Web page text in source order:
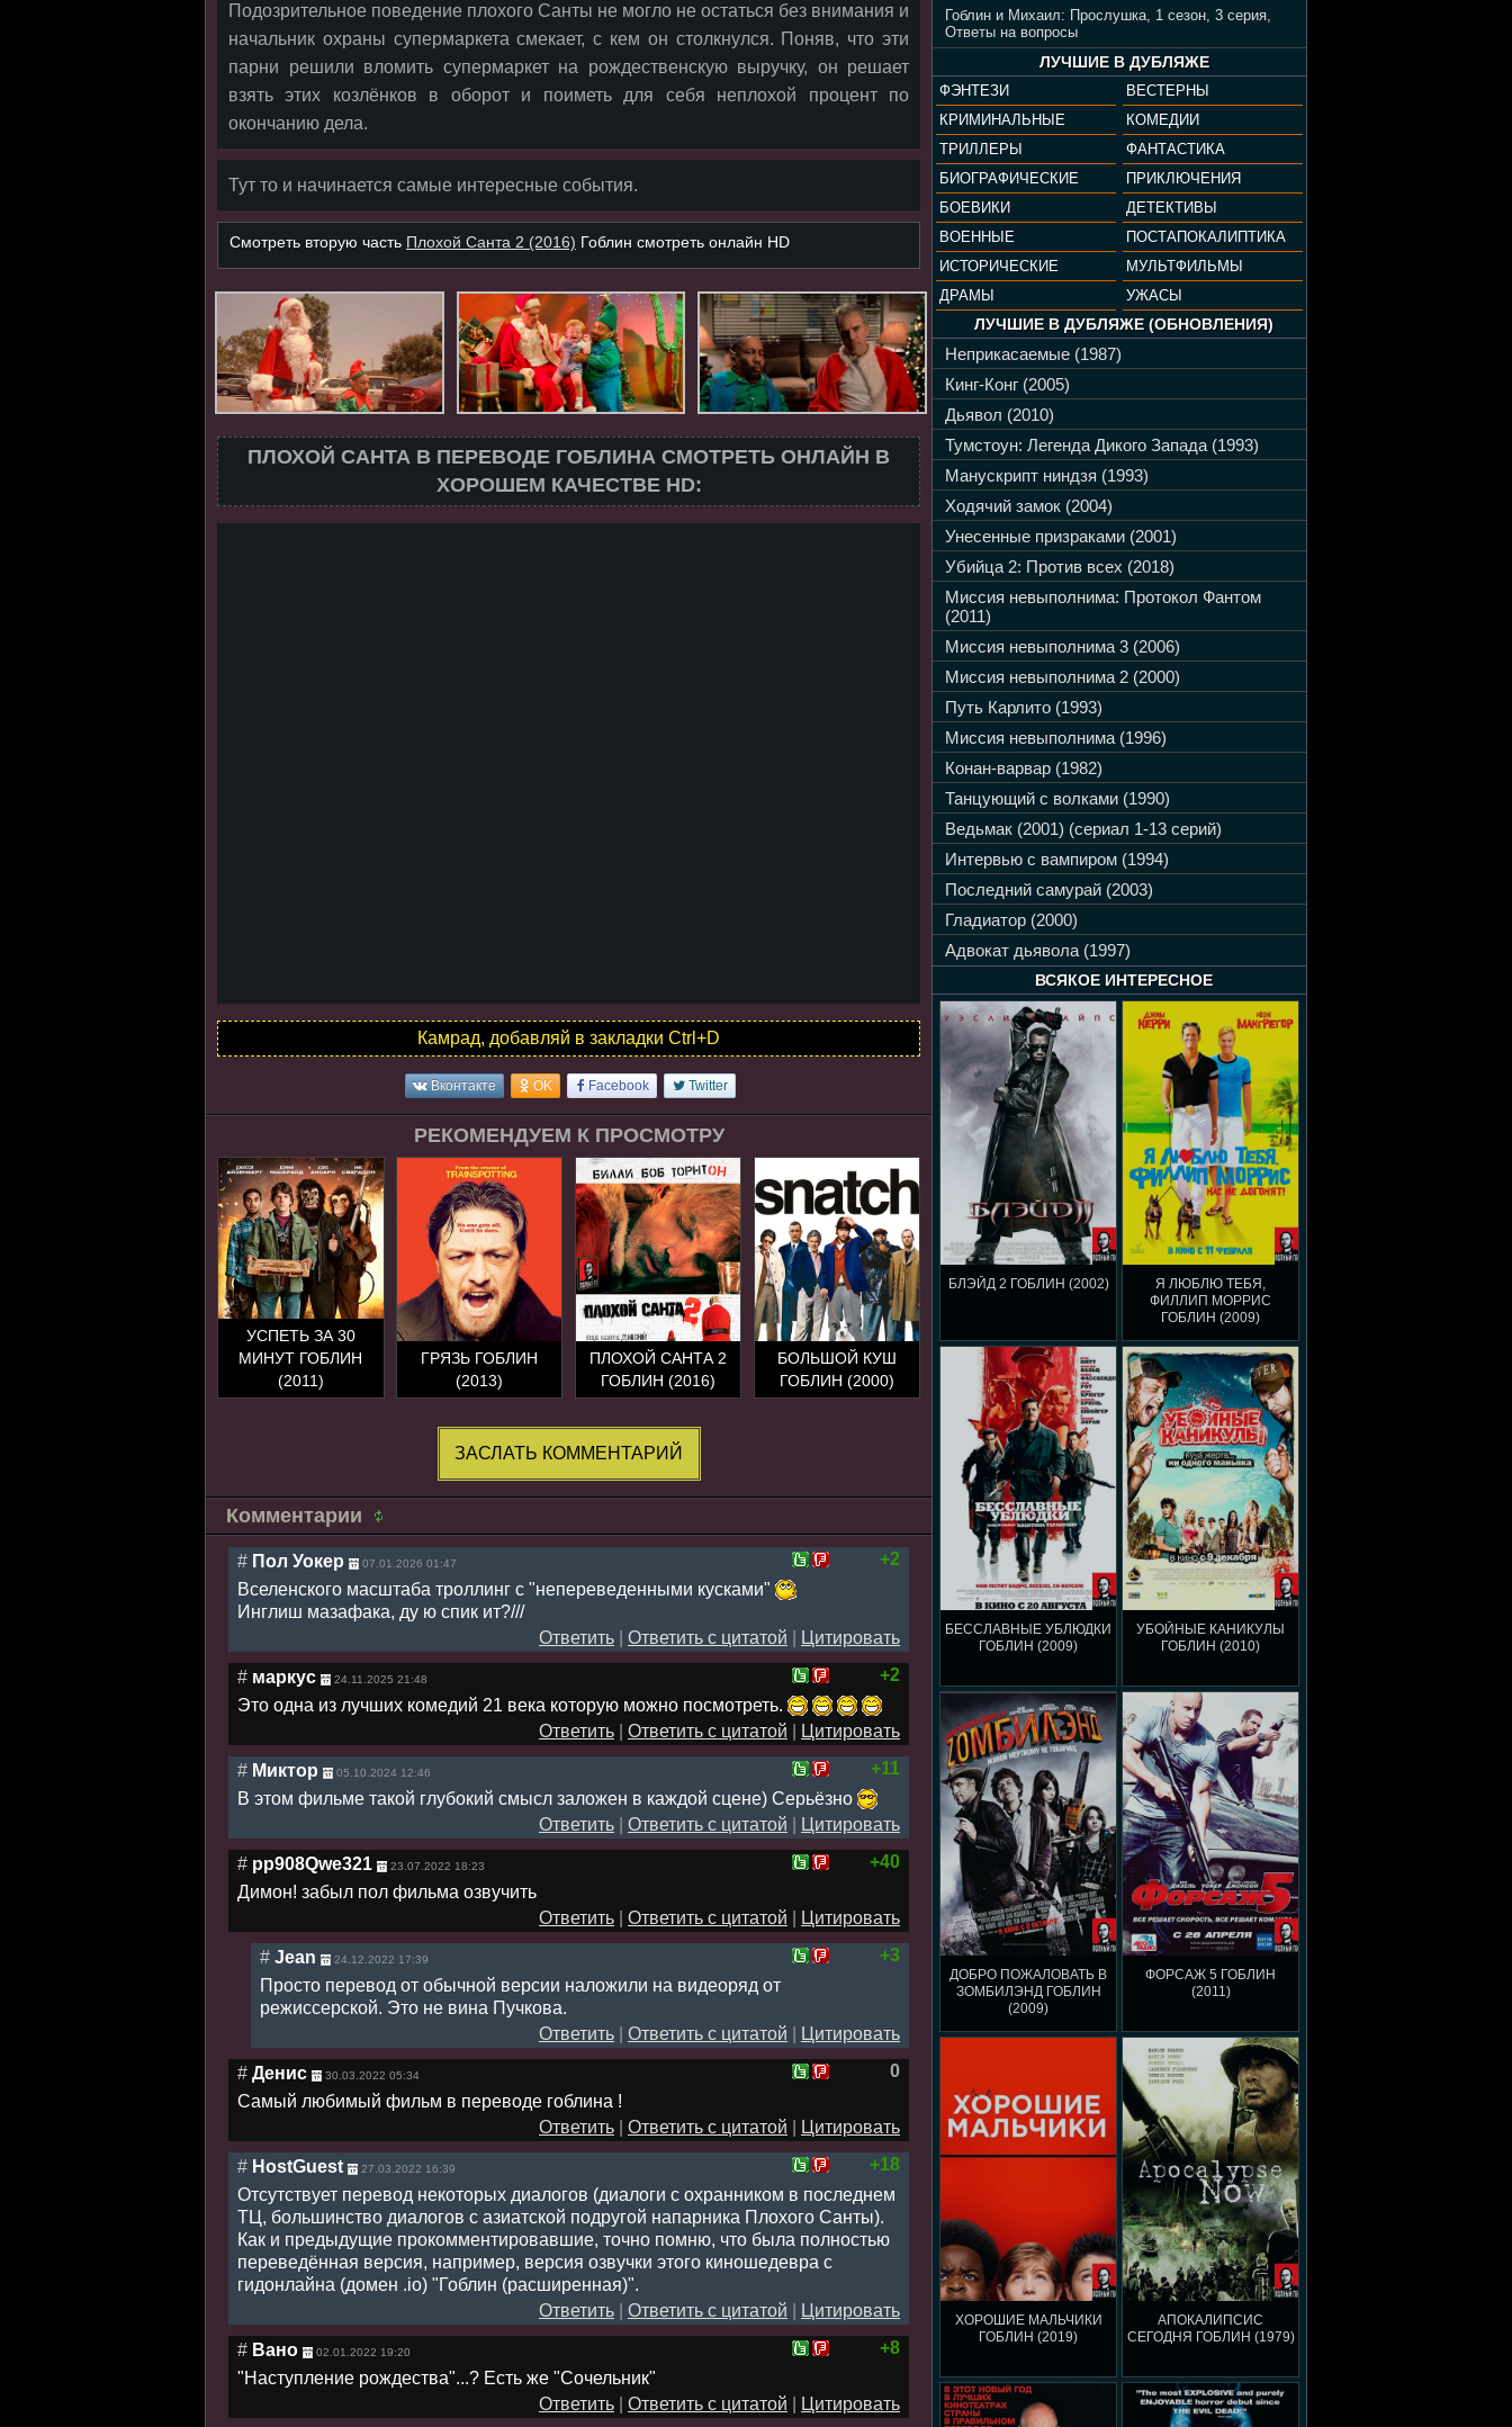
Гоблин и Михаил: Прослушка, 1 сезон, 3 серия,
Ответы на вопросы
ЛУЧШИЕ В ДУБЛЯЖЕ
ФЭНТЕЗИ
ВЕСТЕРНЫ
КРИМИНАЛЬНЫЕ
КОМЕДИИ
ТРИЛЛЕРЫ
ФАНТАСТИКА
БИОГРАФИЧЕСКИЕ
ПРИКЛЮЧЕНИЯ
БОЕВИКИ
ДЕТЕКТИВЫ
ВОЕННЫЕ
ПОСТАПОКАЛИПТИКА
ИСТОРИЧЕСКИЕ
МУЛЬТФИЛЬМЫ
ДРАМЫ
УЖАСЫ
ЛУЧШИЕ В ДУБЛЯЖЕ (ОБНОВЛЕНИЯ)
Неприкасаемые (1987)
Кинг-Конг (2005)
Дьявол (2010)
Тумстоун: Легенда Дикого Запада (1993)
Манускрипт ниндзя (1993)
Ходячий замок (2004)
Унесенные призраками (2001)
Убийца 2: Против всех (2018)
Миссия невыполнима: Протокол Фантом
(2011)
Миссия невыполнима 3 (2006)
Миссия невыполнима 2 (2000)
Путь Карлито (1993)
Миссия невыполнима (1996)
Конан-варвар (1982)
Танцующий с волками (1990)
Ведьмак (2001) (сериал 1-13 серий)
Интервью с вампиром (1994)
Последний самурай (2003)
Гладиатор (2000)
Адвокат дьявола (1997)
ВСЯКОЕ ИНТЕРЕСНОЕ
БЛЭЙД 2 ГОБЛИН (2002)
Я ЛЮБЛЮ ТЕБЯ,
ФИЛЛИП МОРРИС
ГОБЛИН (2009)
БЕССЛАВНЫЕ УБЛЮДКИ
ГОБЛИН (2009)
УБОЙНЫЕ КАНИКУЛЫ
ГОБЛИН (2010)
ДОБРО ПОЖАЛОВАТЬ В
ЗОМБИЛЭНД ГОБЛИН
(2009)
ФОРСАЖ 5 ГОБЛИН
(2011)
ХОРОШИЕ МАЛЬЧИКИ
ГОБЛИН (2019)
АПОКАЛИПСИС
СЕГОДНЯ ГОБЛИН (1979)
Подозрительное поведение плохого Санты не могло не остаться без внимания и
начальник охраны супермаркета смекает, с кем он столкнулся. Поняв, что эти
парни решили вломить супермаркет на рождественскую выручку, он решает
взять этих козлёнков в оборот и поиметь для себя неплохой процент по
окончанию дела.
Тут то и начинается самые интересные события.
Смотреть вторую часть Плохой Санта 2 (2016) Гоблин смотреть онлайн HD
ПЛОХОЙ САНТА В ПЕРЕВОДЕ ГОБЛИНА СМОТРЕТЬ ОНЛАЙН В
ХОРОШЕМ КАЧЕСТВЕ HD:
Камрад, добавляй в закладки Ctrl+D
Вконтакте OK Facebook Twitter
РЕКОМЕНДУЕМ К ПРОСМОТРУ
УСПЕТЬ ЗА 30
МИНУТ ГОБЛИН
(2011)
ГРЯЗЬ ГОБЛИН
(2013)
ПЛОХОЙ САНТА 2
ГОБЛИН (2016)
БОЛЬШОЙ КУШ
ГОБЛИН (2000)
ЗАСЛАТЬ КОММЕНТАРИЙ
Комментарии
+2
# Пол Уокер 07.01.2026 01:47
Вселенского масштаба троллинг с "непереведенными кусками"
Инглиш мазафака, ду ю спик ит?///
Ответить
Ответить с цитатой
Цитировать
+2
# маркус 24.11.2025 21:48
Это одна из лучших комедий 21 века которую можно посмотреть.
Ответить
Ответить с цитатой
Цитировать
+11
# Миктор 05.10.2024 12:46
В этом фильме такой глубокий смысл заложен в каждой сцене) Серьёзно
Ответить
Ответить с цитатой
Цитировать
+40
# pp908Qwe321 23.07.2022 18:23
Димон! забыл пол фильма озвучить
Ответить
Ответить с цитатой
Цитировать
+3
# Jean 24.12.2022 17:39
Просто перевод от обычной версии наложили на видеоряд от
режиссерской. Это не вина Пучкова.
Ответить
Ответить с цитатой
Цитировать
0
# Денис 30.03.2022 05:34
Самый любимый фильм в переводе гоблина !
Ответить
Ответить с цитатой
Цитировать
+18
# HostGuest 27.03.2022 16:39
Отсутствует перевод некоторых диалогов (диалоги с охранником в последнем
ТЦ, большинство диалогов с азиатской подругой напарника Плохого Санты).
Как и предыдущие прокомментировавшие, точно помню, что была полностью
переведённая версия, например, версия озвучки этого киношедевра с
гидонлайна (домен .io) "Гоблин (расширенная)".
Ответить
Ответить с цитатой
Цитировать
+8
# Вано 02.01.2022 19:20
"Наступление рождества"...? Есть же "Сочельник"
Ответить
Ответить с цитатой Цитировать